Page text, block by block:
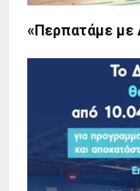
«Περπατάμε με